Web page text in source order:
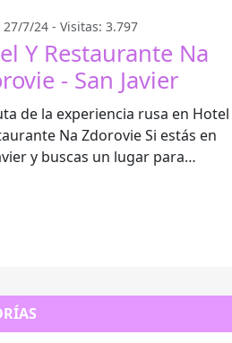
27/7/24 - Visitas: 3.797
Y Restaurante Na
- San Javier
de la experiencia rusa en Hotel
Na Zdorovie Si estás en
y buscas un lugar para